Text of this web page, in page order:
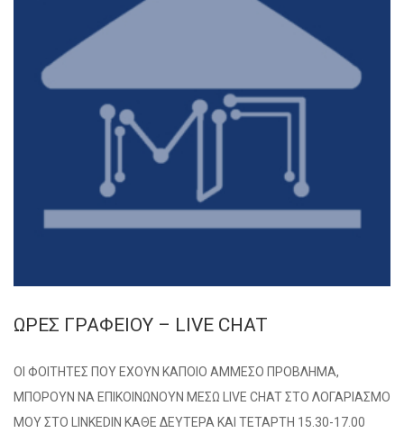
ΩΡΕΣ ΓΡΑΦΕΙΟΥ – LIVE CHAT
ΟΙ ΦΟΙΤΗΤΕΣ ΠΟΥ ΕΧΟΥΝ ΚΑΠΟΙΟ ΑΜΜΕΣΟ ΠΡΟΒΛΗΜΑ,
ΜΠΟΡΟΥΝ ΝΑ ΕΠΙΚΟΙΝΩΝΟΥΝ ΜΕΣΩ LIVE CHAT ΣΤΟ ΛΟΓΑΡΙΑΣΜΟ
ΜΟΥ ΣΤΟ LINKEDIN ΚΑΘΕ ΔΕΥΤΕΡΑ ΚΑΙ ΤΕΤΑΡΤΗ 15.30-17.00